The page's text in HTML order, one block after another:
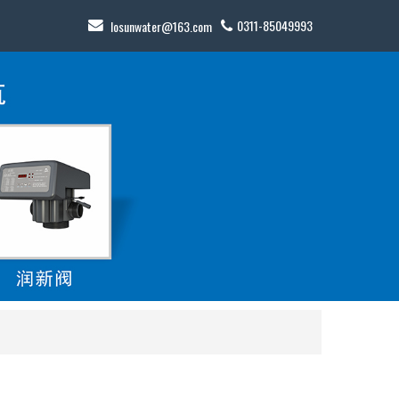
losunwater@163.com 0311-85049993